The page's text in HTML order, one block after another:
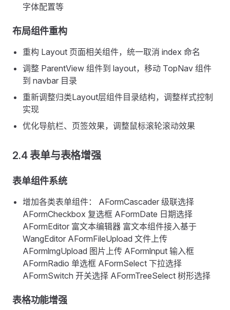
字体配置等
布局组件重构
重构 Layout 页面相关组件，统一取消 index 命名
调整 ParentView 组件到 layout，移动 TopNav 组件
到 navbar 目录
重新调整归类Layout层组件目录结构，调整样式控制
实现
优化导航栏、页签效果，调整鼠标滚轮滚动效果
2.4 表单与表格增强
表单组件系统
增加各类表单组件： AFormCascader 级联选择
AFormCheckbox 复选框 AFormDate 日期选择
AFormEditor 富文本编辑器 富文本组件接入基于
WangEditor AFormFileUpload 文件上传
AFormlmgUpload 图片上传 AFormlnput 输入框
AFormRadio 单选框 AFormSelect 下拉选择
AFormSwitch 开关选择 AFormTreeSelect 树形选择
表格功能增强